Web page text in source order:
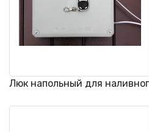
Люк напольный для